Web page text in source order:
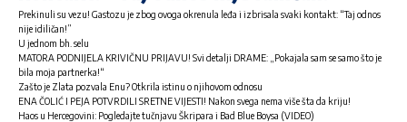
Prekinuli su vezu! Gastozu je zbog ovoga okrenula leđa i izbrisala svaki kontakt: “Taj odnos
nije idiličan!”
U jednom bh. selu
MATORA PODNIJELA KRIVIČNU PRIJAVU! Svi detalji DRAME: „Pokajala sam se samo što je
bila moja partnerka!“
Zašto je Zlata pozvala Enu? Otkrila istinu o njihovom odnosu
ENA ČOLIĆ I PEJA POTVRDILI SRETNE VIJESTI! Nakon svega nema više šta da kriju!
Haos u Hercegovini: Pogledajte tučnjavu Škripara i Bad Blue Boysa (VIDEO)